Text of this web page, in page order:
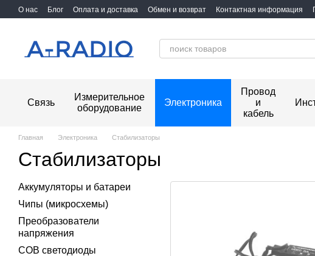
Перейти к основному контенту
О нас Блог Оплата и доставка Обмен и возврат Контактная информация
Связь
Измерительное
оборудование
Электроника
Провод
и
кабель
Главная Электроника Стабилизаторы
Стабилизаторы
Аккумуляторы и батареи
Чипы (микросхемы)
Преобразователи
напряжения
COB светодиоды